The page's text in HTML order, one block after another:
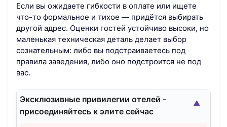
Если вы ожидаете гибкости в оплате или ищете
что-то формальное и тихое — придётся выбирать
другой адрес. Оценки гостей устойчиво высоки, но
маленькая техническая деталь делает выбор
сознательным: либо вы подстраиваетесь под
правила заведения, либо оно подстроится не под
вас.
Эксклюзивные привилегии отелей -
присоединяйтесь к элите сейчас
▲